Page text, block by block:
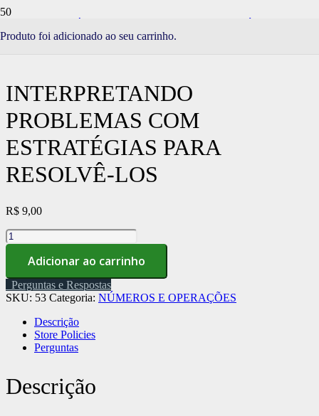
Produto foi adicionado ao seu carrinho.
OPERAÇÕES/ Interpretando problemas com estratégias para
INTERPRETANDO
PROBLEMAS COM
ESTRATÉGIAS PARA
RESOLVÊ-LOS
R$ 9,00
Interpretando
problemas
para
resolvê-
quantidade
Adicionar ao carrinho
Perguntas e Respostas
SKU: 53 Categoria: NÚMEROS E OPERAÇÕES
Descrição
Store Policies
Perguntas
Descrição